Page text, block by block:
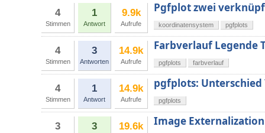
4
Stimmen
1
Antwort
9.9k
Aufrufe
Pgfplot zwei
koordinatensystem pgfplots
4
Stimmen
3
Antworten
14.9k
Aufrufe
Farbverlauf Legende
pgfplots farbverlauf
4
Stimmen
1
Antwort
14.9k
Aufrufe
pgfplots: Unterschied
pgfplots
3 3 19.6k Image